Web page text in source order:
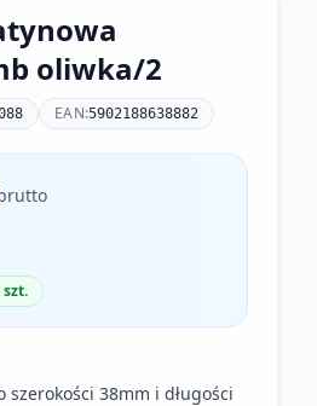
oliwka/2
EAN:5902188638882
szt.
szerokości 38mm i długości